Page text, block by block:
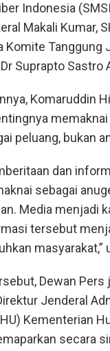
Indonesia
Makali Kumar,
Komite Tanggung
Suprapto Sastro
Komaruddin
peluang, bukan
dan
sebagai
Media menjadi
tersebut
masyarakat,”
Dewan Pers
Jenderal
Kementerian
secara